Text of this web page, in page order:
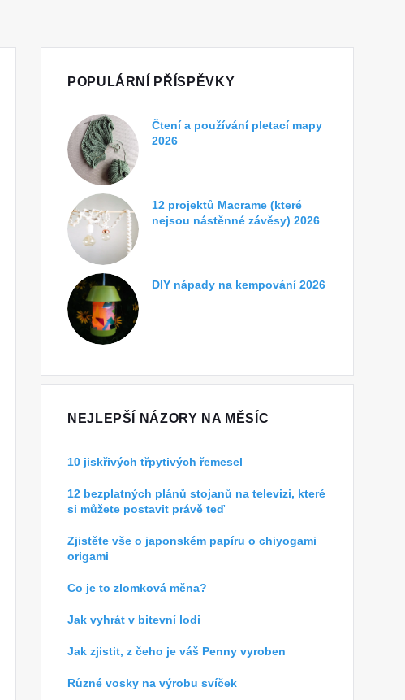
POPULÁRNÍ PŘÍSPĚVKY
Čtení a používání pletací mapy
2026
12 projektů Macrame (které
nejsou nástěnné závěsy) 2026
DIY nápady na kempování 2026
NEJLEPŠÍ NÁZORY NA MĚSÍC
10 jiskřivých třpytivých řemesel
12 bezplatných plánů stojanů na televizi, které
si můžete postavit právě teď
Zjistěte vše o japonském papíru o chiyogami
origami
Co je to zlomková měna?
Jak vyhrát v bitevní lodi
Jak zjistit, z čeho je váš Penny vyroben
Různé vosky na výrobu svíček